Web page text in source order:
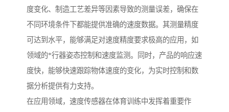
度变化、制造工艺差异等因素导致的测量误差，确保在
不同环境条件下都能提供准确的速度数据。其测量精度
可达到水平，能够满足对速度精度要求极高的应用，如
领域的*行器姿态控制和速度监测。同时，产品的响应速
度快，能够快速跟踪物体速度的变化，为实时控制和数
据分析提供有力支持。
在应用领域，速度传感器在体育训练中发挥着重要作